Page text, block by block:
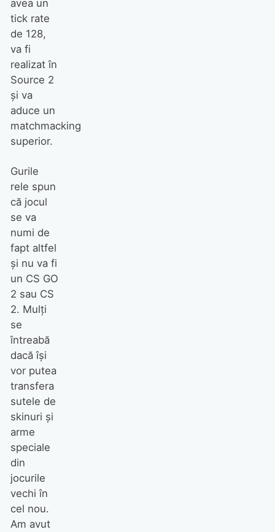
avea un
tick rate
de 128,
va fi
realizat în
Source 2
şi va
aduce un
matchmacking
superior.
Gurile
rele spun
că jocul
se va
numi de
fapt altfel
şi nu va fi
un CS GO
2 sau CS
2. Mulţi
se
întreabă
dacă îşi
vor putea
transfera
sutele de
skinuri şi
arme
speciale
din
jocurile
vechi în
cel nou.
Am avut